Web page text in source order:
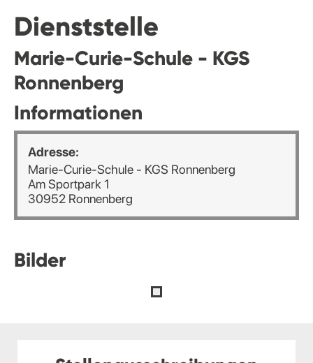
Dienststelle
Marie-Curie-Schule - KGS
Ronnenberg
Informationen
Adresse:
Marie-Curie-Schule - KGS Ronnenberg
Am Sportpark 1
30952 Ronnenberg
Bilder